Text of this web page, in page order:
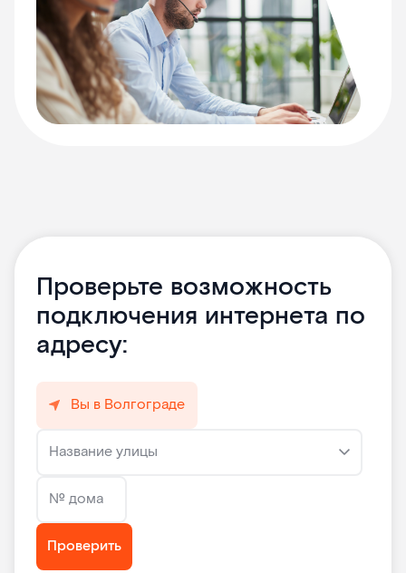
Проверьте возможность
подключения интернета по
адресу:
Вы в Волгограде
Название улицы
№ дома
Проверить